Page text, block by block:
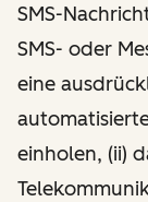
SMS-
SMS- oder
eine
einholen, (ii)